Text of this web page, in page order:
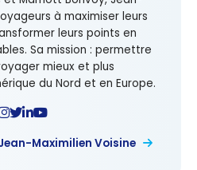
à maximiser leurs
leurs points en
Sa mission : permettre
mieux et plus
du Nord et en Europe.
Maximilien Voisine